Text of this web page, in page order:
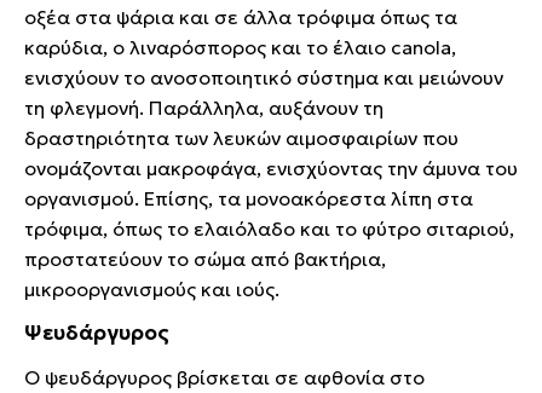
οξέα στα ψάρια και σε άλλα τρόφιμα όπως τα
καρύδια, ο λιναρόσπορος και το έλαιο canola,
ενισχύουν το ανοσοποιητικό σύστημα και μειώνουν
τη φλεγμονή. Παράλληλα, αυξάνουν τη
δραστηριότητα των λευκών αιμοσφαιρίων που
ονομάζονται μακροφάγα, ενισχύοντας την άμυνα του
οργανισμού. Επίσης, τα μονοακόρεστα λίπη στα
τρόφιμα, όπως το ελαιόλαδο και το φύτρο σιταριού,
προστατεύουν το σώμα από βακτήρια,
μικροοργανισμούς και ιούς.
Ψευδάργυρος
Ο ψευδάργυρος βρίσκεται σε αφθονία στο